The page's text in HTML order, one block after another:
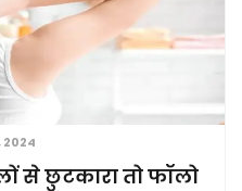
से छुटकारा तो फॉलो